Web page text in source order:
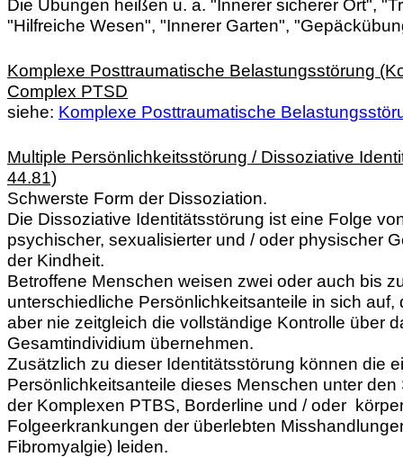
Die Übungen heißen u. a. "Innerer sicherer Ort",
"Hilfreiche Wesen", "Innerer Garten",
Komplexe Posttraumatische Belastungsstörung
Complex PTSD
siehe: Komplexe Posttraumatische
Multiple Persönlichkeitsstörung / Dissoziative
44.81)
Schwerste Form der Dissoziation.
Die Dissoziative Identitätsstörung ist eine Folge
psychischer, sexualisierter und / oder physischer
der Kindheit.
Betroffene Menschen weisen zwei oder auch bis
unterschiedliche Persönlichkeitsanteile in sich auf,
aber nie zeitgleich die vollständige Kontrolle über
Gesamtindividium übernehmen.
Zusätzlich zu dieser Identitätsstörung können die
Persönlichkeitsanteile dieses Menschen unter den
der Komplexen PTBS, Borderline und / oder
Folgeerkrankungen der überlebten
Fibromyalgie) leiden.